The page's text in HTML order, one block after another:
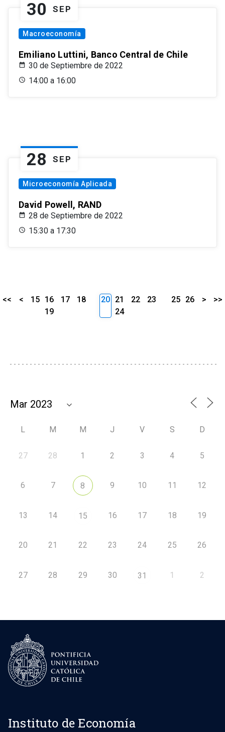
30 SEP
Macroeconomía
Emiliano Luttini, Banco Central de Chile
30 de Septiembre de 2022
14:00 a 16:00
28 SEP
Microeconomía Aplicada
David Powell, RAND
28 de Septiembre de 2022
15:30 a 17:30
<< < 15 16 17
18
19
20 21 22
23
24
25 26 > >>
L M M J V S D
27 28 1 2 3 4 5
6 7 8 9 10 11 12
13 14 15 16 17 18 19
20 21 22 23 24 25 26
27 28 29 30 31 1 2
Instituto de Economía